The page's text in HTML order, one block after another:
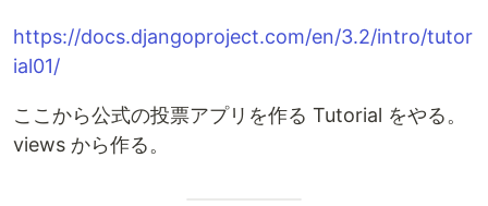
https://docs.djangoproject.com/en/3.2/intro/tutor
ial01/
ここから公式の投票アプリを作る Tutorial をやる。
views から作る。